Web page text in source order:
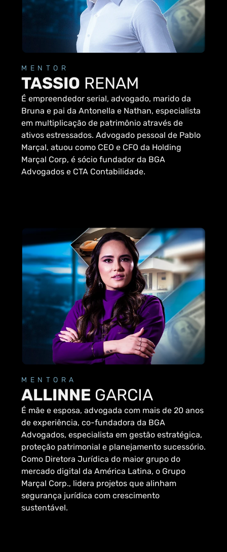
MENTOR
TASSIO RENAM
É empreendedor serial, advogado, marido da
Bruna e pai da Antonella e Nathan, especialista
em multiplicação de patrimônio através de
ativos estressados. Advogado pessoal de Pablo
Marçal, atuou como CEO e CFO da Holding
Marçal Corp, é sócio fundador da BGA
Advogados e CTA Contabilidade.
MENTORA
ALLINNE GARCIA
É mãe e esposa, advogada com mais de 20 anos
de experiência, co-fundadora da BGA
Advogados, especialista em gestão estratégica,
proteção patrimonial e planejamento sucessório.
Como Diretora Jurídica do maior grupo do
mercado digital da América Latina, o Grupo
Marçal Corp., lidera projetos que alinham
segurança jurídica com crescimento
sustentável.